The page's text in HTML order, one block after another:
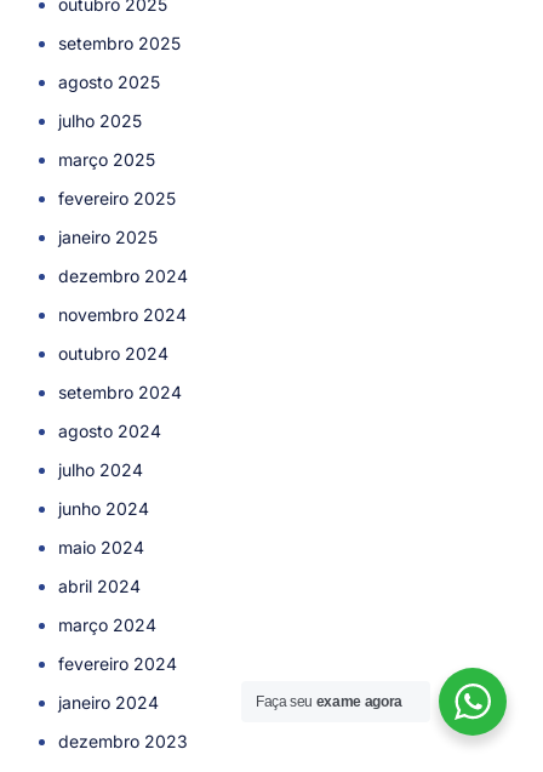
outubro 2025
setembro 2025
agosto 2025
julho 2025
março 2025
fevereiro 2025
janeiro 2025
dezembro 2024
novembro 2024
outubro 2024
setembro 2024
agosto 2024
julho 2024
junho 2024
maio 2024
abril 2024
março 2024
fevereiro 2024
janeiro 2024
dezembro 2023
Agendar Consulta!
Faça seu exame agora